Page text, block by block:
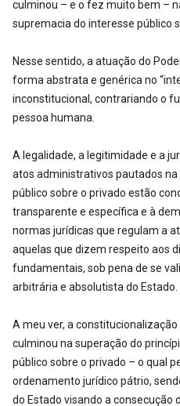
culminou – e o fez muito bem –
supremacia do interesse público
Nesse sentido, a atuação do
forma abstrata e genérica no
inconstitucional, contrariando o
pessoa humana.
A legalidade, a legitimidade e a
atos administrativos pautados
público sobre o privado estão
transparente e específica e à
normas jurídicas que regulam a
aquelas que dizem respeito aos
fundamentais, sob pena de se
arbitrária e absolutista do Estado.
A meu ver, a
culminou na superação do
público sobre o privado – o qual
ordenamento jurídico pátrio,
do Estado visando a consecução